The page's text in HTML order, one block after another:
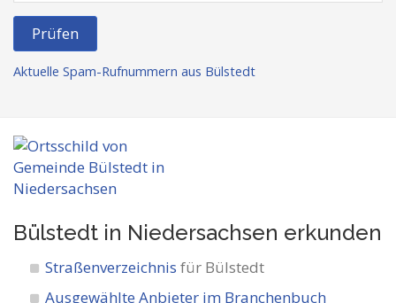
Prüfen
Aktuelle Spam-Rufnummern aus Bülstedt
Bülstedt in Niedersachsen erkunden
Straßenverzeichnis für Bülstedt
Ausgewählte Anbieter im Branchenbuch